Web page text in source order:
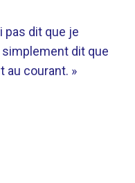
pas dit que je
dit que
au courant. »